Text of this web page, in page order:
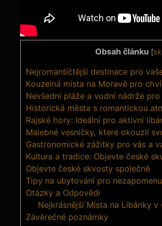
Obsah článku [
Nejromantičtější destinace pro
Kouzelná místa ⁣na Moravě pro
Nevšední pláže a vodní nádrže
Historická města ‌s romantickou​
Rajské hory: Ideální pro aktivní
Malebné vesničky, které okouzlí
Gastronomické zážitky pro vás a
Kultura a tradice: Objevte české
Objevte české skvosty společně
Tipy na​ ubytování pro
Otázky a Odpovědi
Nejkrásnější Místa na Líbánky v
Závěrečné poznámky